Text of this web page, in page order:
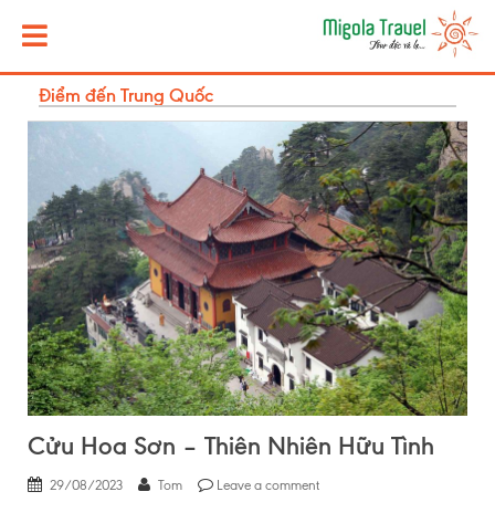
Điểm đến Trung Quốc
Cửu Hoa Sơn – Thiên Nhiên Hữu Tình
29/08/2023 Tom Leave a comment